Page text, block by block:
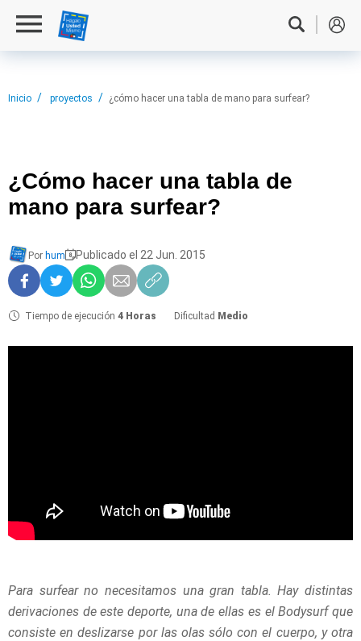
Inicio proyectos ¿cómo hacer una tabla de mano para surfear?
¿Cómo hacer una tabla de
mano para surfear?
Por hum Publicado el 22 Jun. 2015
Tiempo de ejecución 4 Horas Dificultad Medio
Para surfear no necesitamos una gran tabla. Hay distintas
derivaciones de este deporte, una de ellas es el Bodysurf que
consiste en deslizarse por las olas sólo con el cuerpo, y otra